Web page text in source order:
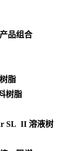
品组合
脂
树脂
SL II 溶液树